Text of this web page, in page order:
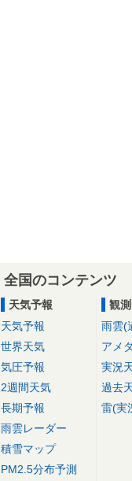
全国のコンテンツ
天気予報
天気予報
世界天気
気圧予報
2週間天気
長期予報
雨雲レーダー
積雪マップ
PM2.5分布予測
観測
雨雲(
アメ
実況
過去
雷(実